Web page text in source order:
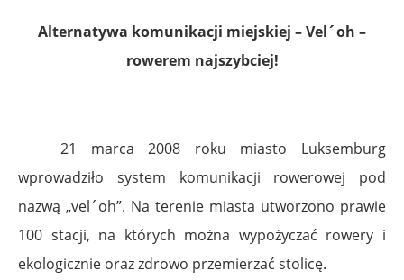
Alternatywa komunikacji miejskiej – Vel´oh –
rowerem najszybciej!
21 marca 2008 roku miasto Luksemburg
wprowadziło system komunikacji rowerowej pod
nazwą „vel´oh”. Na terenie miasta utworzono prawie
100 stacji, na których można wypożyczać rowery i
ekologicznie oraz zdrowo przemierzać stolicę.